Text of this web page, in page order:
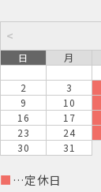
<
日 月
2
3
9
10
16
17
23
24
30
31
■ …定休日